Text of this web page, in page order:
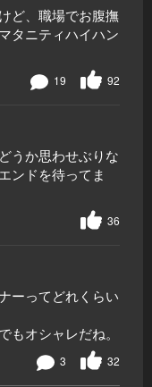
ど、職場でお腹撫
タニティハイハン
92
19
うか思わせぶりな
ンドを待ってま
36
ーってどれくらい
もオシャレだね。
32
3